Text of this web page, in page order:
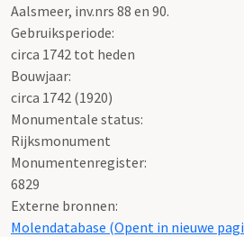
Aalsmeer, inv.nrs 88 en 90.
Gebruiksperiode:
circa 1742 tot heden
Bouwjaar:
circa 1742 (1920)
Monumentale status:
Rijksmonument
Monumentenregister:
6829
Externe bronnen:
Molendatabase (Opent in nieuwe